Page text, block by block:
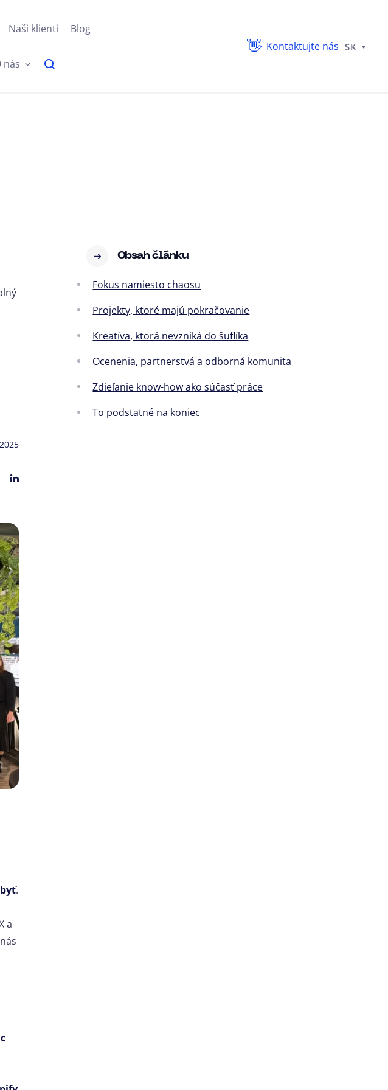
Naši klienti Blog
nás
Kontaktujte nás SK
.
a
Obsah článku
Fokus namiesto chaosu
Projekty, ktoré majú pokračovanie
Kreatíva, ktorá nevzniká do šuflíka
Ocenenia, partnerstvá a odborná komunita
Zdieľanie know-how ako súčasť práce
To podstatné na koniec